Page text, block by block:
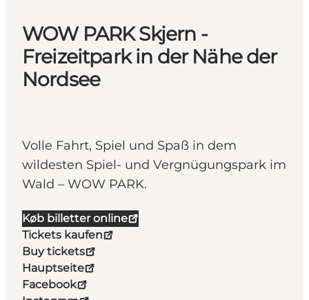
WOW PARK Skjern -
Freizeitpark in der Nähe der
Nordsee
Volle Fahrt, Spiel und Spaß in dem
wildesten Spiel- und Vergnügungspark im
Wald – WOW PARK.
Køb billetter online
Tickets kaufen
Buy tickets
Hauptseite
Facebook